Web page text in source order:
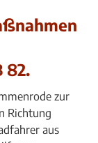
82.
zur
Richtung
aus